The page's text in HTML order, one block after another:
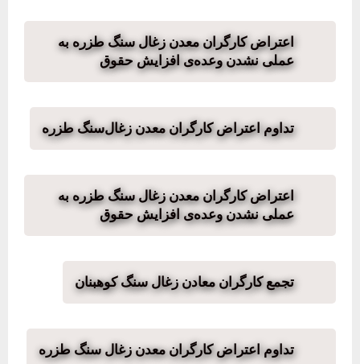
اعتراض کارگران معدن زغال سنگ طزره به
عملی نشدن وعده‌ی افزایش حقوق
تداوم اعتراض کارگران معدن زغال‌سنگ طزره
اعتراض کارگران معدن زغال سنگ طزره به
عملی نشدن وعده‌ی افزایش حقوق
تجمع کارگران معادن زغال سنگ کوهبنان
تداوم اعتراض کارگران معدن زغال سنگ طزره